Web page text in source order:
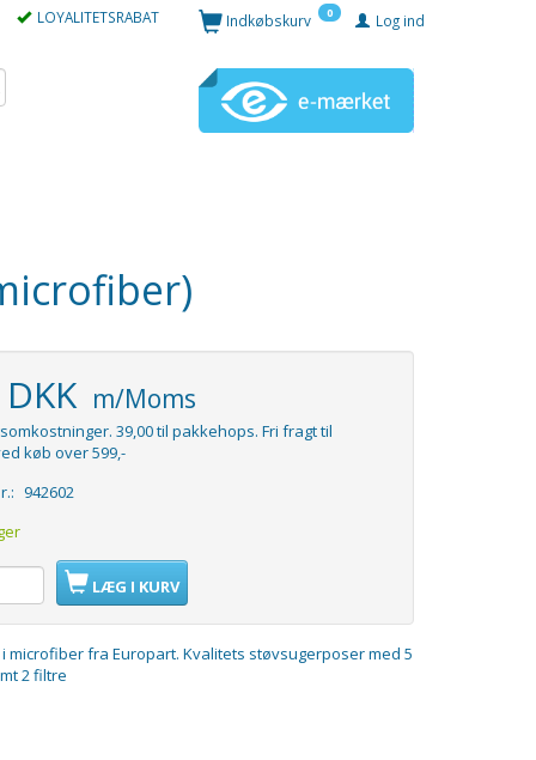
LOYALITETSRABAT Log ind
Indkøbskurv 0
m/Moms
39,00 til pakkehops. Fri fragt til
køb over 599,-
942602
LÆG I KURV
microfiber fra Europart. Kvalitets støvsugerposer med 5
2 filtre